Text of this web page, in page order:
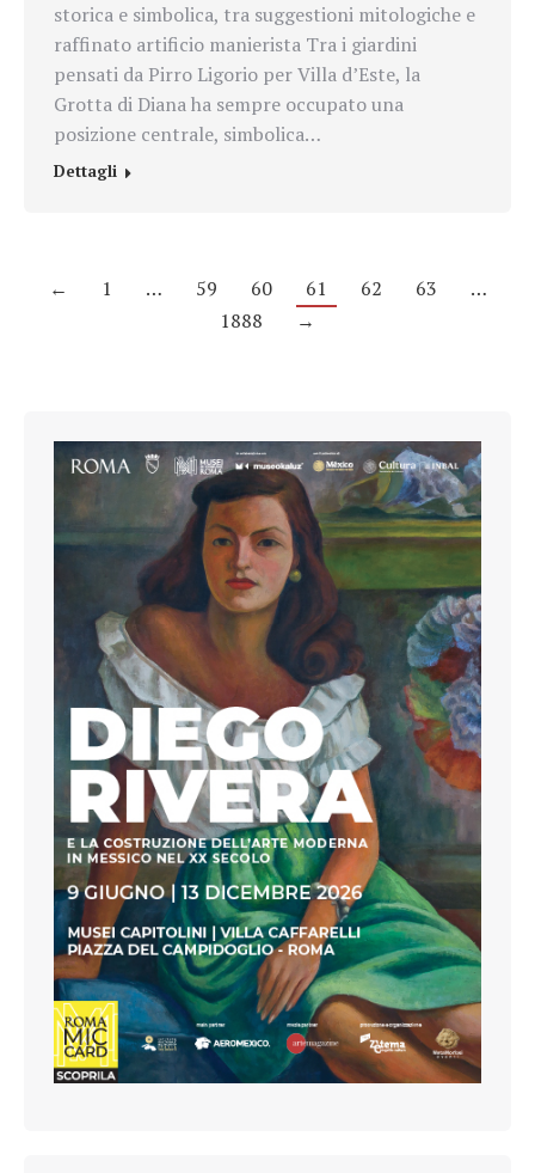
storica e simbolica, tra suggestioni mitologiche e
raffinato artificio manierista Tra i giardini
pensati da Pirro Ligorio per Villa d’Este, la
Grotta di Diana ha sempre occupato una
posizione centrale, simbolica…
Dettagli
← 1 … 59 60 61 62 63
…
1888
→